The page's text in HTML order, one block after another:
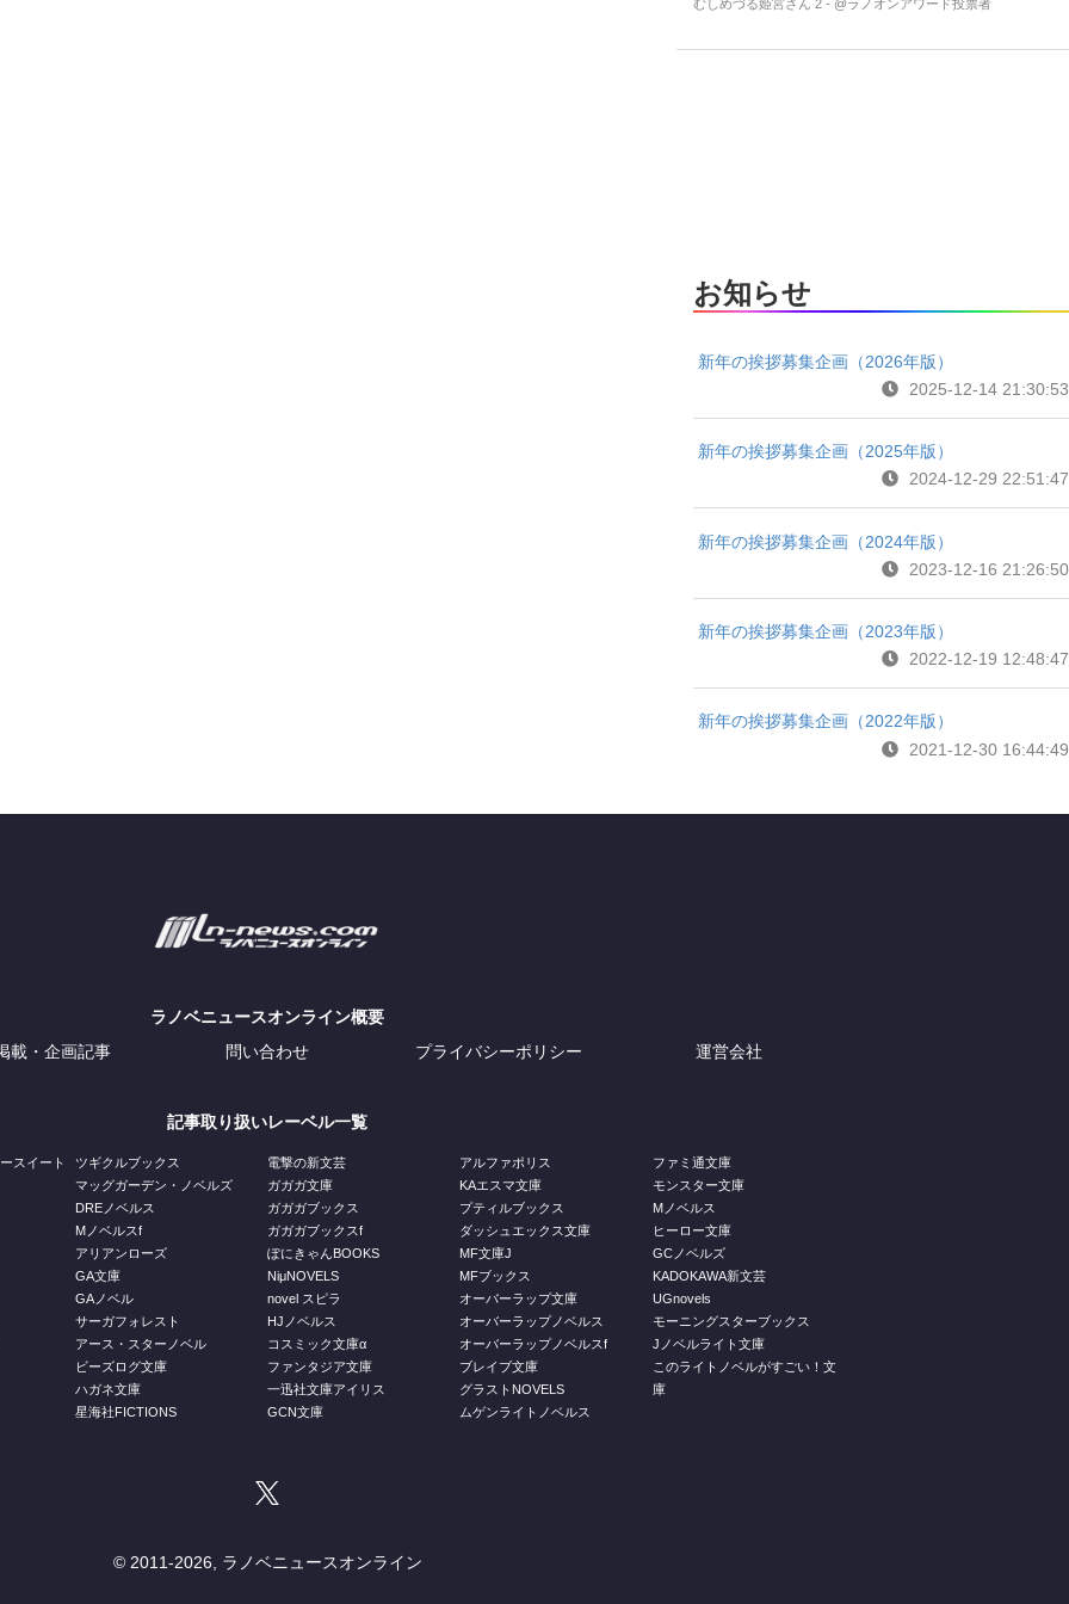
むしめづる姫宮さん 2 - @ラノオンアワード投票者
お知らせ
新年の挨拶募集企画（2026年版）
2025-12-14 21:30:53
新年の挨拶募集企画（2025年版）
2024-12-29 22:51:47
新年の挨拶募集企画（2024年版）
2023-12-16 21:26:50
新年の挨拶募集企画（2023年版）
2022-12-19 12:48:47
新年の挨拶募集企画（2022年版）
2021-12-30 16:44:49
ラノベニュースオンライン概要
載・企画記事 問い合わせ プライバシーポリシー 運営会社
記事取り扱いレーベル一覧
スイート
ツギクルブックス
マッグガーデン・ノベルズ
DREノベルス
Mノベルスf
アリアンローズ
GA文庫
GAノベル
サーガフォレスト
アース・スターノベル
ビーズログ文庫
ハガネ文庫
星海社FICTIONS
電撃の新文芸
ガガガ文庫
ガガガブックス
ガガガブックスf
ぽにきゃんBOOKS
NiμNOVELS
novel スピラ
HJノベルス
コスミック文庫α
ファンタジア文庫
一迅社文庫アイリス
GCN文庫
アルファポリス
KAエスマ文庫
プティルブックス
ダッシュエックス文庫
MF文庫J
MFブックス
オーバーラップ文庫
オーバーラップノベルス
オーバーラップノベルスf
ブレイブ文庫
グラストNOVELS
ムゲンライトノベルス
ファミ通文庫
モンスター文庫
Mノベルス
ヒーロー文庫
GCノベルズ
KADOKAWA新文芸
UGnovels
モーニングスターブックス
Jノベルライト文庫
このライトノベルがすごい！文
庫
© 2011-2026, ラノベニュースオンライン